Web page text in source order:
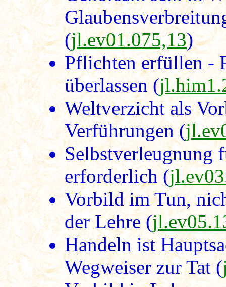
(jl.ev01.075,13)
Pflichten erfüllen -
überlassen (
Weltverzicht als
Verführungen (
Selbstverleugnung
erforderlich (
Vorbild im Tun,
der Lehre (
Handeln ist
Wegweiser zur Tat (